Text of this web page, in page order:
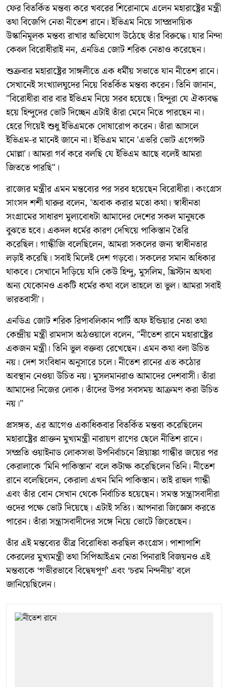
ফের বিতর্কিত মন্তব্য করে খবরের শিরোনামে এলেন মহারাষ্ট্রের মন্ত্রী
তথা বিজেপি নেতা নীতেশ রানে। ইভিএম নিয়ে সাম্প্রদায়িক
উস্কানিমূলক মন্তব্য রাখার অভিযোগ উঠেছে তাঁর বিরুদ্ধে। যার নিন্দা
কেবল বিরোধীরাই নন, এনডিএ জোট শরিক নেতাও করেছেন।
শুক্রবার মহারাষ্ট্রের সাঙ্গলীতে এক ধর্মীয় সভাতে যান নীতেশ রানে।
সেখানেই সংখ্যালঘুদের নিয়ে বিতর্কিত মন্তব্য করেন। তিনি জানান,
"বিরোধীরা বার বার ইভিএম নিয়ে সরব হয়েছে। হিন্দুরা যে ঐক্যবদ্ধ
হয়ে হিন্দুদের ভোট দিচ্ছেন এটাই তাঁরা মেনে নিতে পারছেন না।
হেরে গিয়েই শুধু ইভিএমকে দোষারোপ করেন। তাঁরা আসলে
ইভিএম-র মানেই জানে না। ইভিএম মানে 'এভরি ভোট এগেন্সট
মোল্লা'। আমরা গর্ব করে বলছি যে ইভিএম আছে বলেই আমরা
জিততে পারছি"।
রাজ্যের মন্ত্রীর এমন মন্তব্যের পর সরব হয়েছেন বিরোধীরা। কংগ্রেস
সাংসদ শশী থারুর বলেন, 'অবাক করার মতো কথা। স্বাধীনতা
সংগ্রামের সাধারণ মুল্যবোধটা আমাদের দেশের সকল মানুষকে
বুঝতে হবে। একদল ধর্মের কারণ দেখিয়ে পাকিস্তান তৈরি
করেছিল। গান্ধীজি বলেছিলেন, আমরা সকলের জন্য স্বাধীনতার
লড়াই করেছি। সবাই মিলেই দেশ গড়বো। সকলের সমান অধিকার
থাকবে। সেখানে দাঁড়িয়ে যদি কেউ হিন্দু, মুসলিম, খ্রিস্টান অথবা
অন্য যেকোনও একটি ধর্মের কথা বলে তাহলে তা ভুল। আমরা সবাই
ভারতবাসী'।
এনডিএ জোট শরিক রিপাবলিকান পার্টি অফ ইন্ডিয়ার নেতা তথা
কেন্দ্রীয় মন্ত্রী রামদাস অঠওয়ালে বলেন, "নীতেশ রানে মহারাষ্ট্রের
একজন মন্ত্রী। তিনি ভুল বক্তব্য রেখেছেন। এমন কথা বলা উচিত
নয়। দেশ সংবিধান অনুসারে চলে। নীতেশ রানের এত কঠোর
অবস্থান নেওয়া উচিত নয়। মুসলমানরাও আমাদের দেশবাসী। তাঁরা
আমাদের নিজের লোক। তাঁদের উপর সবসময় আক্রমণ করা উচিত
নয়।"
প্রসঙ্গত, এর আগেও একাধিকবার বিতর্কিত মন্তব্য করেছিলেন
মহারাষ্ট্রের প্রাক্তন মুখ্যমন্ত্রী নারায়ণ রাণের ছেলে নীতিশ রানে।
সম্প্রতি ওয়াইনাড লোকসভা উপনির্বাচনে প্রিয়াঙ্কা গান্ধীর জয়ের পর
কেরালাকে 'মিনি পাকিস্তান' বলে কটাক্ষ করেছিলেন তিনি। নীতেশ
রানে বলেছিলেন, কেরালা এখন মিনি পাকিস্তান। তাই রাহুল গান্ধী
এবং তাঁর বোন সেখান থেকে নির্বাচিত হয়েছেন। সমস্ত সন্ত্রাসবাদীরা
ওদের পক্ষে ভোট দিয়েছে। এটাই সত্যি। আপনারা জিজ্ঞেস করতে
পারেন। তাঁরা সন্ত্রাসবাদীদের সঙ্গে নিয়ে ভোটে জিতেছেন।
তাঁর এই মন্তব্যের তীব্র বিরোধিতা করছিল কংগ্রেস। পাশাপাশি
কেরলের মুখ্যমন্ত্রী তথা সিপিআইএম নেতা পিনারাই বিজয়নও এই
মন্তব্যকে ‘গভীরভাবে বিদ্বেষপূর্ণ’ এবং ‘চরম নিন্দনীয়’ বলে
জানিয়েছিলেন।